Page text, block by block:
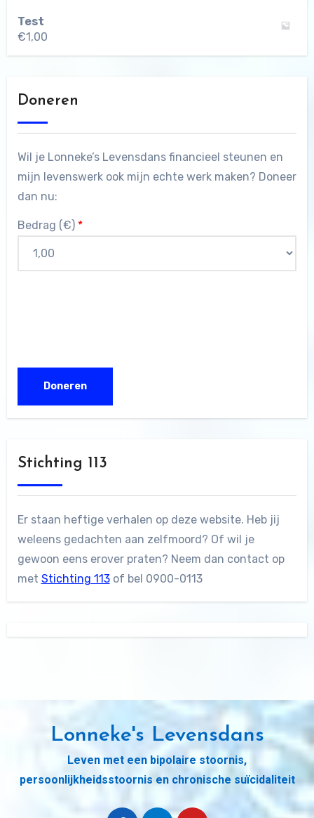
Test
€1,00
Doneren
Wil je Lonneke’s Levensdans financieel steunen en
mijn levenswerk ook mijn echte werk maken? Doneer
dan nu:
Bedrag (€) *
Stichting 113
Er staan heftige verhalen op deze website. Heb jij
weleens gedachten aan zelfmoord? Of wil je
gewoon eens erover praten? Neem dan contact op
met Stichting 113of bel 0900-0113
Lonneke's Levensdans
Leven met een bipolaire stoornis,
persoonlijkheidsstoornis en chronische suïcidaliteit